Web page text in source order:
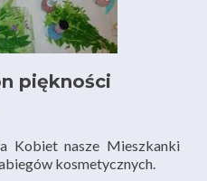
piękności
Kobiet nasze Mieszkanki
kosmetycznych.